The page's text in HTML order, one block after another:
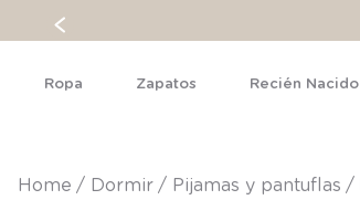
Ropa Zapatos Recién Nacido
dormir pijamas y pantuflas